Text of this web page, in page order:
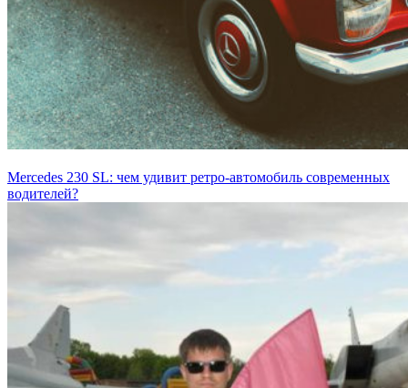
Mercedes 230 SL: чем удивит ретро-автомобиль современных
водителей?